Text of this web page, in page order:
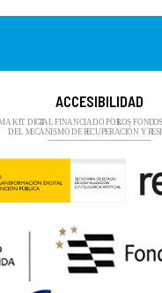
ACCESIBILIDAD